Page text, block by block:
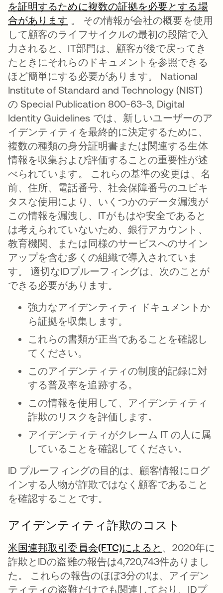
を証明するために複数の証拠を必要とする場
合があります 新しいタブで開く
。 その情報が会社の概要を使用
して顧客のライフサイクルの最初の段階で入
力されると、IT部門は、顧客が後で戻ってき
たときにそれらのドキュメントを参照できる
ほど簡単にする必要があります。 National
Institute of Standard and Technology (NIST)
の Special Publication 800-63-3, Digital
Identity Guidelines では、新しいユーザーのア
イデンティティを最終的に決定するために、
複数の種類の身分証明書または関連する生体
情報を収集および評価することの重要性が述
べられています。 これらの基準の変更は、名
前、住所、電話番号、社会保障番号のユビキ
タスな使用により、いくつかのデータ漏洩が
この情報を漏洩し、ITがもはや安全であると
は考えられていないため、銀行アカウント、
教育機関、または同様のサービスへのサイン
アップを含む多くの組織で導入されていま
す。 適切なIDプルーフィングは、次のことが
できる必要があります。
強力なアイデンティティ ドキュメントか
ら証拠を収集します。
これらの書類が正当であることを確認し
てください。
このアイデンティティの制度的記録に対
する普及率を追跡する。
この情報を使用して、アイデンティティ
詐欺のリスクを評価します。
アイデンティティがクレーム IT の人に属
していることを確認してください。
ID プルーフィングの目的は、顧客情報にログ
インする人物が詐欺ではなく顧客であること
を確認することです。
アイデンティティ詐欺のコスト
米国連邦取引委員会(FTC)によると 新しいタブ
、2020年に
詐欺とIDの盗難の報告は4,720,743件ありまし
た。 これらの報告のほぼ3分の1は、アイデン
ティティの盗難だけでも関連しており、IDプ